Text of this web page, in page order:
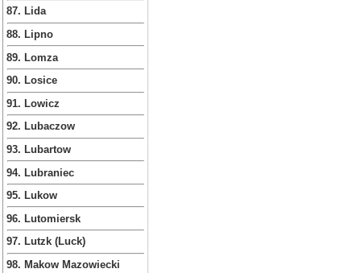
87. Lida
88. Lipno
89. Lomza
90. Losice
91. Lowicz
92. Lubaczow
93. Lubartow
94. Lubraniec
95. Lukow
96. Lutomiersk
97. Lutzk (Luck)
98. Makow Mazowiecki